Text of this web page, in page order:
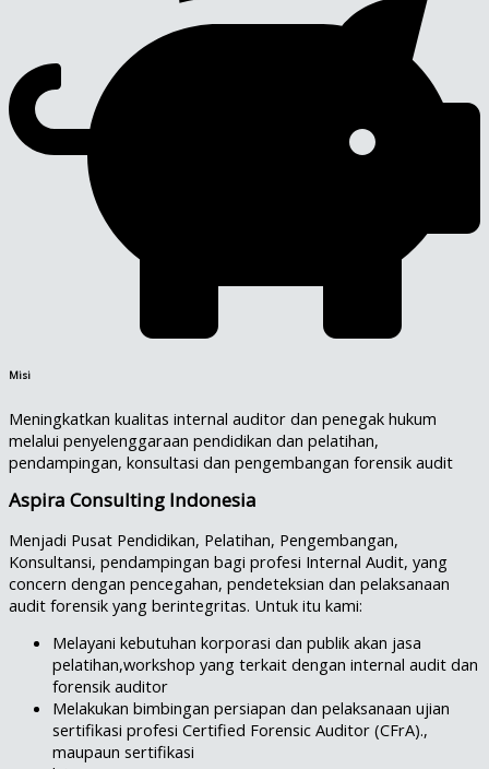
Misi
Meningkatkan kualitas internal auditor dan penegak hukum
melalui penyelenggaraan pendidikan dan pelatihan,
pendampingan, konsultasi dan pengembangan forensik audit
Aspira Consulting Indonesia
Menjadi Pusat Pendidikan, Pelatihan, Pengembangan,
Konsultansi, pendampingan bagi profesi Internal Audit, yang
concern dengan pencegahan, pendeteksian dan pelaksanaan
audit forensik yang berintegritas. Untuk itu kami:
Melayani kebutuhan korporasi dan publik akan jasa
pelatihan,workshop yang terkait dengan internal audit dan
forensik auditor
Melakukan bimbingan persiapan dan pelaksanaan ujian
sertifikasi profesi Certified Forensic Auditor (CFrA).,
maupaun sertifikasi